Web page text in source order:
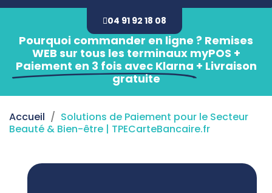
04 91 92 18 08
Pourquoi commander en ligne ? Remises
WEB sur tous les terminaux myPOS +
Paiement en 3 fois avec Klarna + Livraison
gratuite
Accueil
Solutions de Paiement pour le Secteur
Beauté & Bien-être | TPECarteBancaire.fr